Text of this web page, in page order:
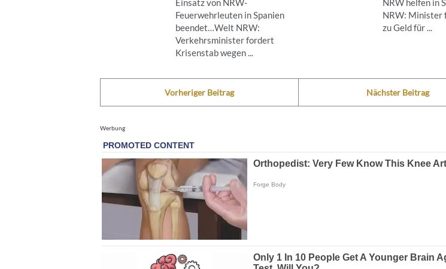
Feuerwehrleuten in Spanien
beendet…Welt NRW:
Verkehrsminister fordert
Krisenstab wegen ...
NRW: Minister
zu Geld für ...
Vorheriger Beitrag Nächster Beitrag
Werbung